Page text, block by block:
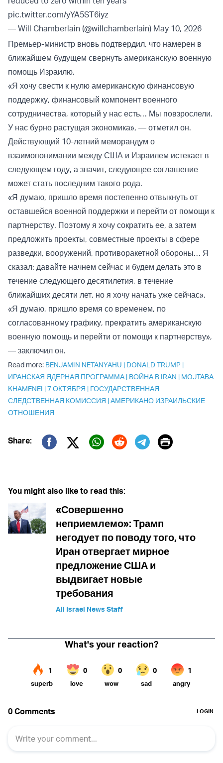
pic.twitter.com/yYA5ST6iyz
— Will Chamberlain (@willchamberlain) May 10, 2026
Премьер-министр вновь подтвердил, что намерен в
ближайшем будущем свернуть американскую военную
помощь Израилю.
«Я хочу свести к нулю американскую финансовую
поддержку, финансовый компонент военного
сотрудничества, который у нас есть… Мы повзрослели.
У нас бурно растущая экономика», — отметил он.
Действующий 10-летний меморандум о
взаимопонимании между США и Израилем истекает в
следующем году, а значит, следующее соглашение
может стать последним такого рода.
«Я думаю, пришло время постепенно отвыкнуть от
оставшейся военной поддержки и перейти от помощи к
партнерству. Поэтому я хочу сократить ее, а затем
предложить проекты, совместные проекты в сфере
разведки, вооружений, противоракетной обороны… Я
сказал: давайте начнем сейчас и будем делать это в
течение следующего десятилетия, в течение
ближайших десяти лет, но я хочу начать уже сейчас».
«Я думаю, пришло время со временем, по
согласованному графику, прекратить американскую
военную помощь и перейти от помощи к партнерству»,
— заключил он.
Read more: BENJAMIN NETANYAHU | DONALD TRUMP |
ИРАНСКАЯ ЯДЕРНАЯ ПРОГРАММА | ВОЙНА В IRAN | MOJTABA
KHAMENEI |7 ОКТЯБРЯ | ГОСУДАРСТВЕННАЯ
СЛЕДСТВЕННАЯ КОМИССИЯ |АМЕРИКАНО ИЗРАИЛЬСКИЕ
ОТНОШЕНИЯ
Share:
Twitter (X)
Print
You might also like to read this:
«Совершенно
неприемлемо»: Трамп
негодует по поводу того, что
Иран отвергает мирное
предложение США и
выдвигает новые
требования
All Israel News Staff